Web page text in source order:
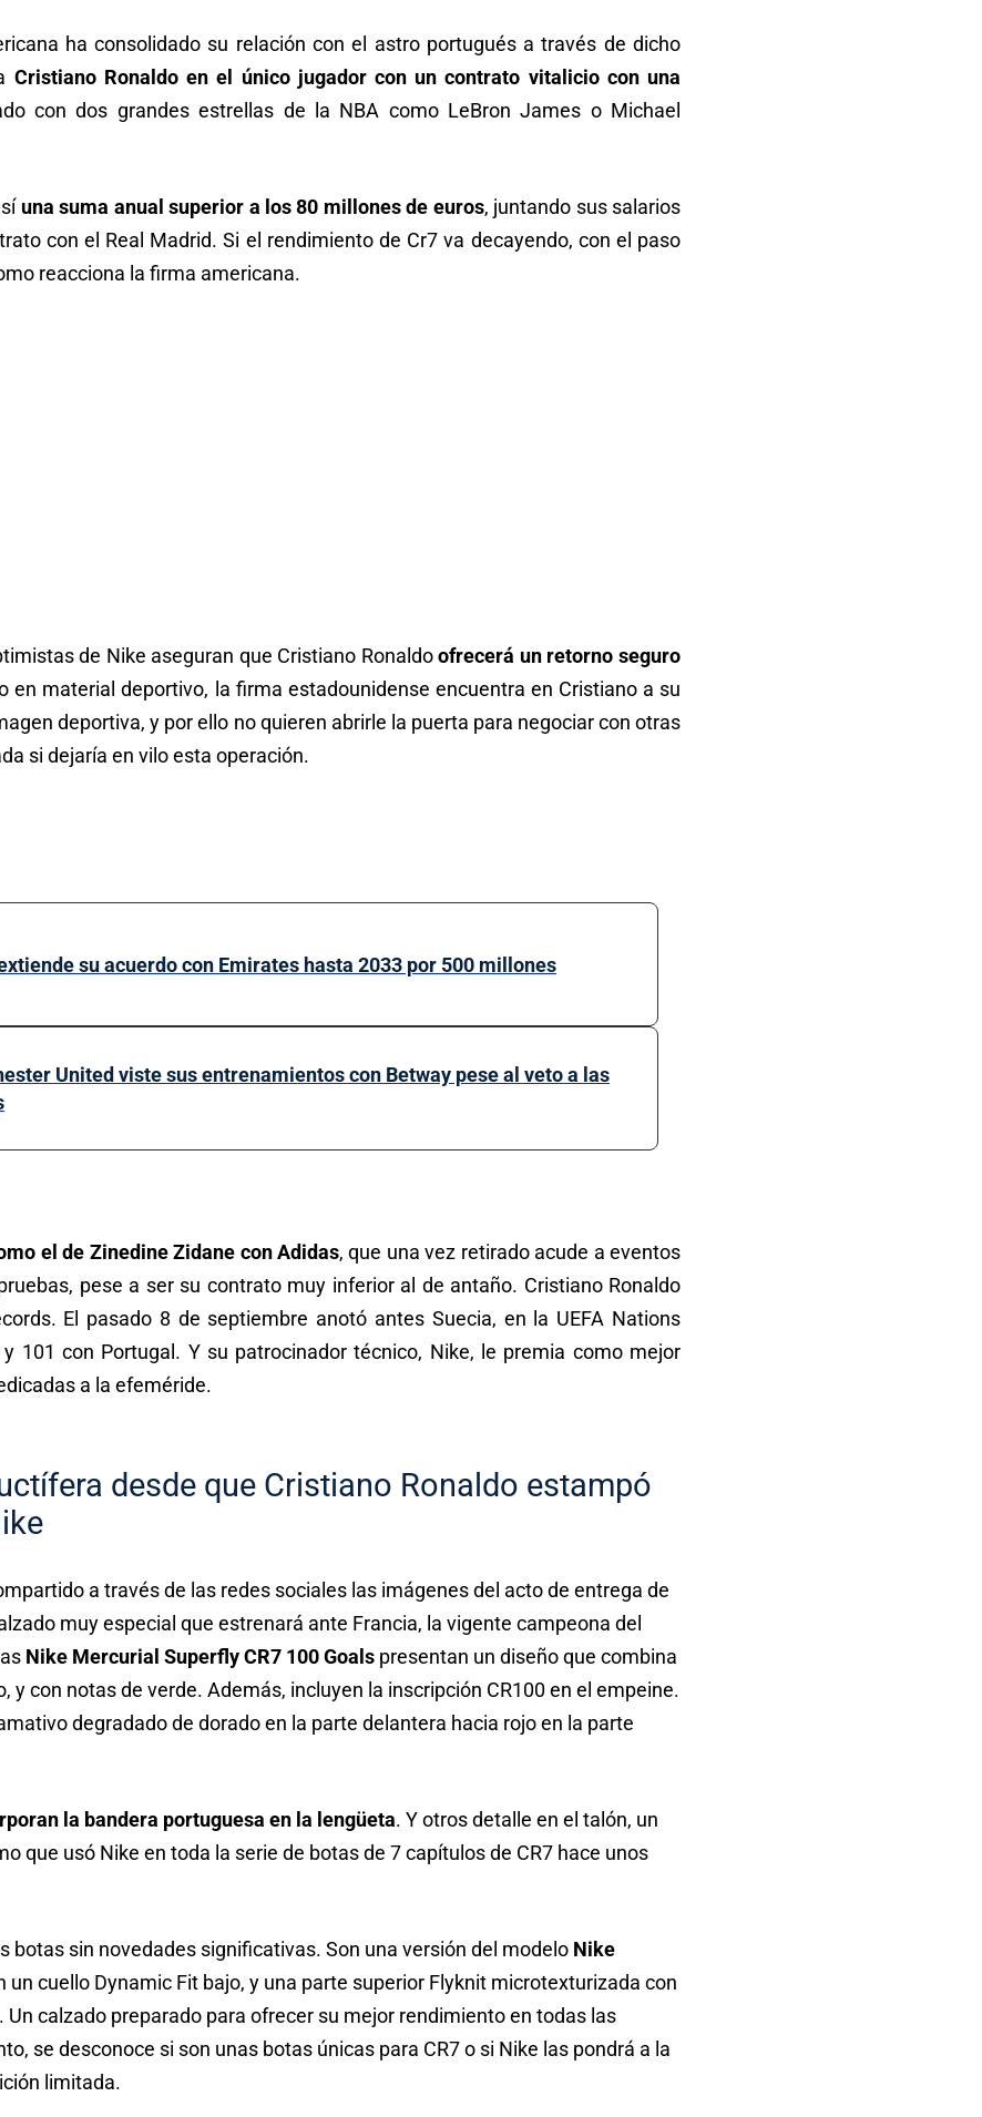
ha consolidado su relación con el astro portugués a través de dicho
Cristiano Ronaldo en el único jugador con un contrato vitalicio con una
con dos grandes estrellas de la NBA como LeBron James o Michael
una suma anual superior a los 80 millones de euros, juntando sus salarios
con el Real Madrid. Si el rendimiento de Cr7 va decayendo, con el paso
reacciona la firma americana.
de Nike aseguran que Cristiano Ronaldoofrecerá un retorno seguro
en material deportivo, la firma estadounidense encuentra en Cristiano a su
deportiva, y por ello no quieren abrirle la puerta para negociar con otras
si dejaría en vilo esta operación.
su acuerdo con Emirates hasta 2033 por 500 millones
United viste sus entrenamientos con Betway pese al veto a las
el de Zinedine Zidane con Adidas, que una vez retirado acude a eventos
pese a ser su contrato muy inferior al de antaño. Cristiano Ronaldo
El pasado 8 de septiembre anotó antes Suecia, en la UEFA Nations
101 con Portugal. Y su patrocinador técnico, Nike, le premia como mejor
a la efeméride.
desde que Cristiano Ronaldo estampó
a través de las redes sociales las imágenes del acto de entrega de
muy especial que estrenará ante Francia, la vigente campeona del
Nike Mercurial Superfly CR7 100 Goals presentan un diseño que combina
y con notas de verde. Además, incluyen la inscripción CR100 en el empeine.
degradado de dorado en la parte delantera hacia rojo en la parte
la bandera portuguesa en la lengüeta. Y otros detalle en el talón, un
que usó Nike en toda la serie de botas de 7 capítulos de CR7 hace unos
botas sin novedades significativas. Son una versión del modelo Nike
un cuello Dynamic Fit bajo, y una parte superior Flyknit microtexturizada con
Un calzado preparado para ofrecer su mejor rendimiento en todas las
se desconoce si son unas botas únicas para CR7 o si Nike las pondrá a la
limitada.